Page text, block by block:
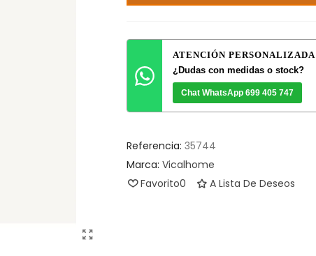
ATENCIÓN PERSONALIZADA
¿Dudas con medidas o stock?
Chat WhatsApp 699 405 747
Referencia: 35744
Marca: Vicalhome
Favorito0 A Lista De Deseos